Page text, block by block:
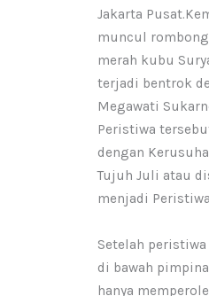
Jakarta
muncul
merah kubu
terjadi bentrok
Megawati
Peristiwa
dengan
Tujuh Juli atau
menjadi
Setelah peristiwa
di bawah
hanya